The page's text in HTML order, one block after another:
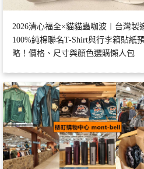
2026清心福全×貓貓蟲咖波︱台灣製
100%純棉聯名T-Shirt與行李箱貼紙
略！價格、尺寸與顏色選購懶人包